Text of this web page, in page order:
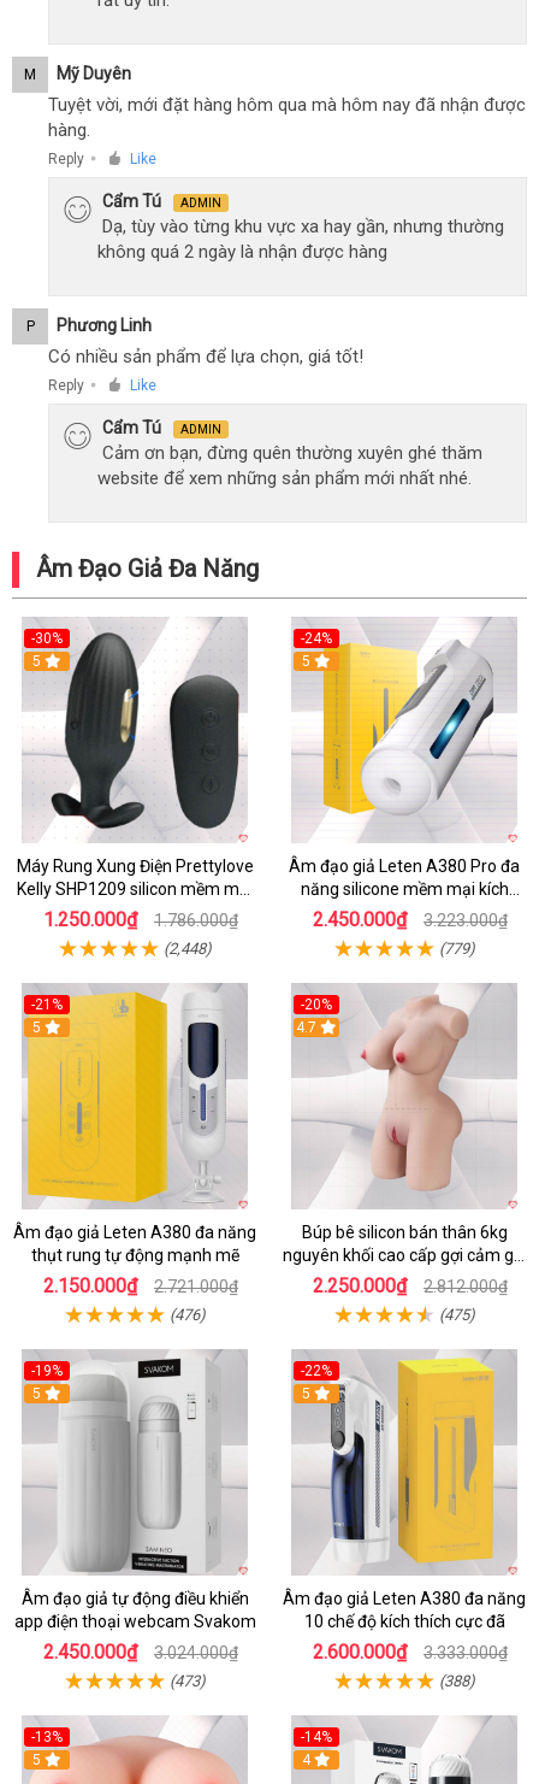
M Mỹ Duyên
Tuyệt vời, mới đặt hàng hôm qua mà hôm nay đã nhận được
hàng.
Reply ● Like
Cẩm Tú ADMIN
Dạ, tùy vào từng khu vực xa hay gần, nhưng thường
không quá 2 ngày là nhận được hàng
P Phương Linh
Có nhiều sản phẩm để lựa chọn, giá tốt!
Reply ● Like
Cẩm Tú ADMIN
Cảm ơn bạn, đừng quên thường xuyên ghé thăm
website để xem những sản phẩm mới nhất nhé.
Âm Đạo Giả Đa Năng
-30%
5
Máy Rung Xung Điện Prettylove
Kelly SHP1209 silicon mềm mại
tiện lợi
1.250.000₫ 1.786.000₫
(2,448)
-24%
5
Âm đạo giả Leten A380 Pro đa
năng silicone mềm mại kích
thích mạnh mẽ
2.450.000₫ 3.223.000₫
(779)
-21%
5
Âm đạo giả Leten A380 đa năng
thụt rung tự động mạnh mẽ
2.150.000₫ 2.721.000₫
(476)
-20%
4.7
Búp bê silicon bán thân 6kg
nguyên khối cao cấp gợi cảm giá
tốt
2.250.000₫ 2.812.000₫
(475)
-19%
5
Âm đạo giả tự động điều khiển
app điện thoại webcam Svakom
2.450.000₫ 3.024.000₫
(473)
-22%
5
Âm đạo giả Leten A380 đa năng
10 chế độ kích thích cực đã
2.600.000₫ 3.333.000₫
(388)
-13%
5
-14%
4